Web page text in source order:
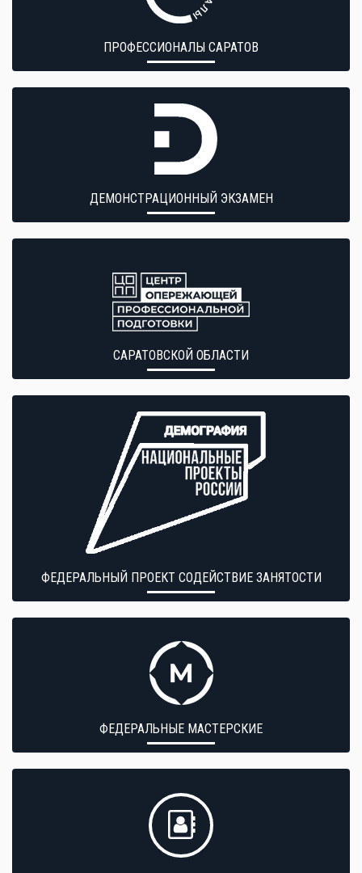
ПРОФЕССИОНАЛЫ САРАТОВ
ДЕМОНСТРАЦИОННЫЙ ЭКЗАМЕН
САРАТОВСКОЙ ОБЛАСТИ
ФЕДЕРАЛЬНЫЙ ПРОЕКТ СОДЕЙСТВИЕ ЗАНЯТОСТИ
ФЕДЕРАЛЬНЫЕ МАСТЕРСКИЕ